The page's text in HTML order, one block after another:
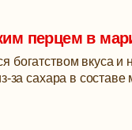
перцем в
богатством вкуса
за сахара в